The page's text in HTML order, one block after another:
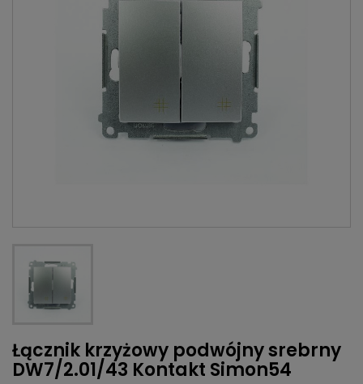
Łącznik krzyżowy podwójny srebrny
DW7/2.01/43 Kontakt Simon54